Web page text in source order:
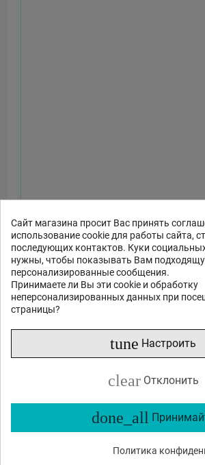
Сайт магазина просит Вас принять
использование cookie для работы сайта,
последующих контактов. Куки
нужны, чтобы показывать Вам
персонализированные сообщения.
Принимаете ли Вы эти cookie и обработку
неперсонализированных данных при
страницы?
tune Настроить
clear Отклонить
done_all
Политика